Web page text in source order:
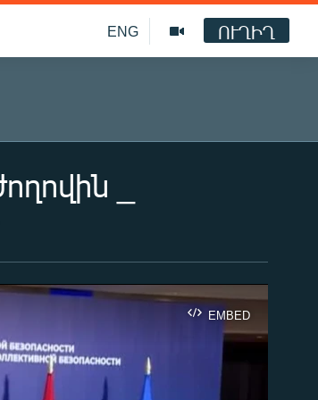
ENG ՈՒՂԻՂ
_
EMBED